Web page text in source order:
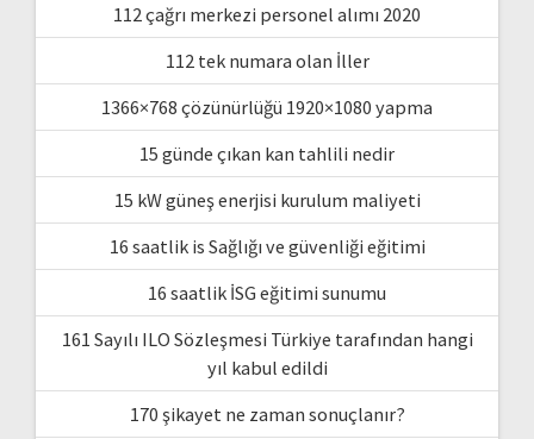
112 çağrı merkezi personel alımı 2020
112 tek numara olan İller
1366×768 çözünürlüğü 1920×1080 yapma
15 günde çıkan kan tahlili nedir
15 kW güneş enerjisi kurulum maliyeti
16 saatlik is Sağlığı ve güvenliği eğitimi
16 saatlik İSG eğitimi sunumu
161 Sayılı ILO Sözleşmesi Türkiye tarafından hangi
yıl kabul edildi
170 şikayet ne zaman sonuçlanır?